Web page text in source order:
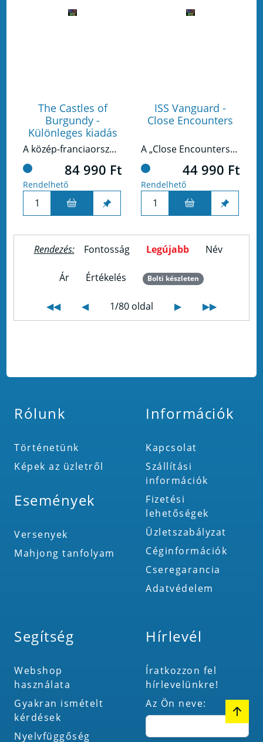
The Castles of
Burgundy -
Különleges kiadás
A közép-franciaországi Burgundiában járunk, a 15. században. Befolyásos hercegként az a célod, hogy stratégiai terjeszkedés és kereskedelem révén fellendítsd a birtokodat.
84 990 Ft
Rendelhető
ISS Vanguard -
Close Encounters
A „Close Encounters" az ISS Vanguard alapjátékának 32+ karton „figuráját" és különféle jelölőit váltja le műanyag miniatűrökre.
44 990 Ft
Rendelhető
Rendezés: Fontosság Legújabb Név
Ár Értékelés Bolti készleten
◀◀ ◀ 1/80 oldal ▶ ▶▶
Rólunk
Történetünk
Képek az üzletről
Események
Versenyek
Mahjong tanfolyam
Információk
Kapcsolat
Szállítási
információk
Fizetési
lehetőségek
Üzletszabályzat
Céginformációk
Cseregarancia
Adatvédelem
Segítség
Webshop
használata
Gyakran ismételt
kérdések
Nyelvfüggőség
Hírlevél
Íratkozzon fel
hírlevelünkre!
Az Ön neve: